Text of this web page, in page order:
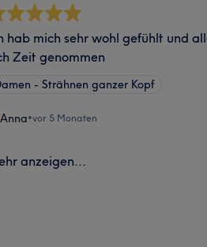
hab mich sehr wohl gefühlt und
Zeit genommen
- Strähnen ganzer Kopf
Anna•vor 5 Monaten
anzeigen...